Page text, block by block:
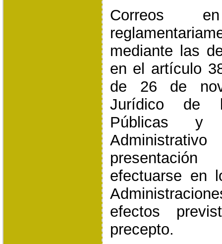
Correos
mediante las
en el artículo
de 26 de
Jurídico de
Públicas y
efectuarse en
efectos
precepto.